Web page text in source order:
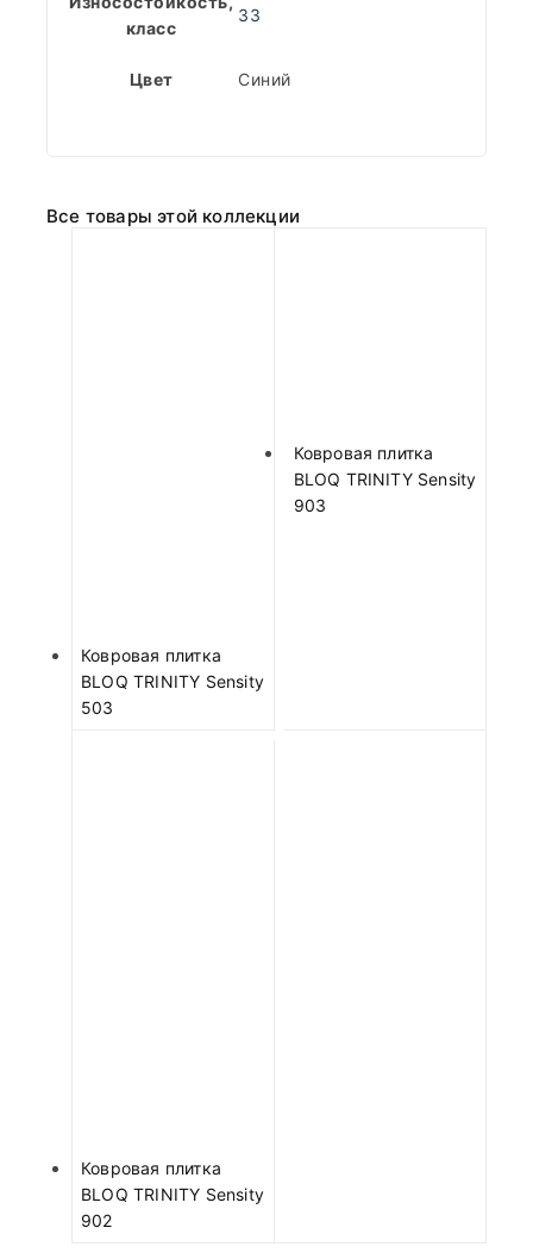
класс
33
Цвет Синий
Все товары этой коллекции
Ковровая плитка
BLOQ TRINITY Sensity
503
Ковровая плитка
BLOQ TRINITY Sensity
903
Ковровая плитка
BLOQ TRINITY Sensity
902